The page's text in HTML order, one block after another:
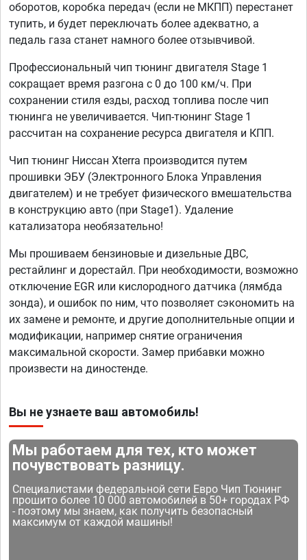
оборотов, коробка передач (если не МКПП) перестанет
тупить, и будет переключать более адекватно, а
педаль газа станет намного более отзывчивой.
Профессиональный чип тюнинг двигателя Stage 1
сокращает время разгона с 0 до 100 км/ч. При
сохранении стиля езды, расход топлива после чип
тюнинга не увеличивается. Чип-тюнинг Stage 1
рассчитан на сохранение ресурса двигателя и КПП.
Чип тюнинг Ниссан Xterra производится путем
прошивки ЭБУ (Электронного Блока Управления
двигателем) и не требует физического вмешательства
в конструкцию авто (при Stage1). Удаление
катализатора необязательно!
Мы прошиваем бензиновые и дизельные ДВС,
рестайлинг и дорестайл. При необходимости, возможно
отключение EGR или кислородного датчика (лямбда
зонда), и ошибок по ним, что позволяет сэкономить на
их замене и ремонте, и другие дополнительные опции и
модификации, например снятие ограничения
максимальной скорости. Замер прибавки можно
произвести на диностенде.
Вы не узнаете ваш автомобиль!
Мы работаем для тех, кто может
почувствовать разницу.
Специалистами федеральной сети Евро Чип Тюнинг
прошито более 10 000 автомобилей в 50+ городах РФ
- поэтому мы знаем, как получить безопасный
максимум от каждой машины!